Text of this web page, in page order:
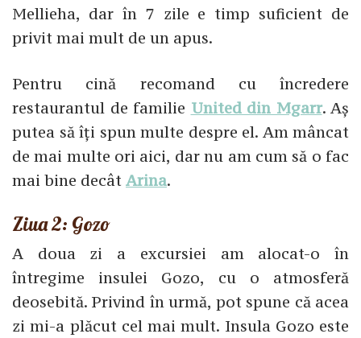
Mellieha, dar în 7 zile e timp suficient de
privit mai mult de un apus.
Pentru cină recomand cu încredere
restaurantul de familie United din Mgarr. Aș
putea să îți spun multe despre el. Am mâncat
de mai multe ori aici, dar nu am cum să o fac
mai bine decât Arina.
Ziua 2: Gozo
A doua zi a excursiei am alocat-o în
întregime insulei Gozo, cu o atmosferă
deosebită. Privind în urmă, pot spune că acea
zi mi-a plăcut cel mai mult. Insula Gozo este